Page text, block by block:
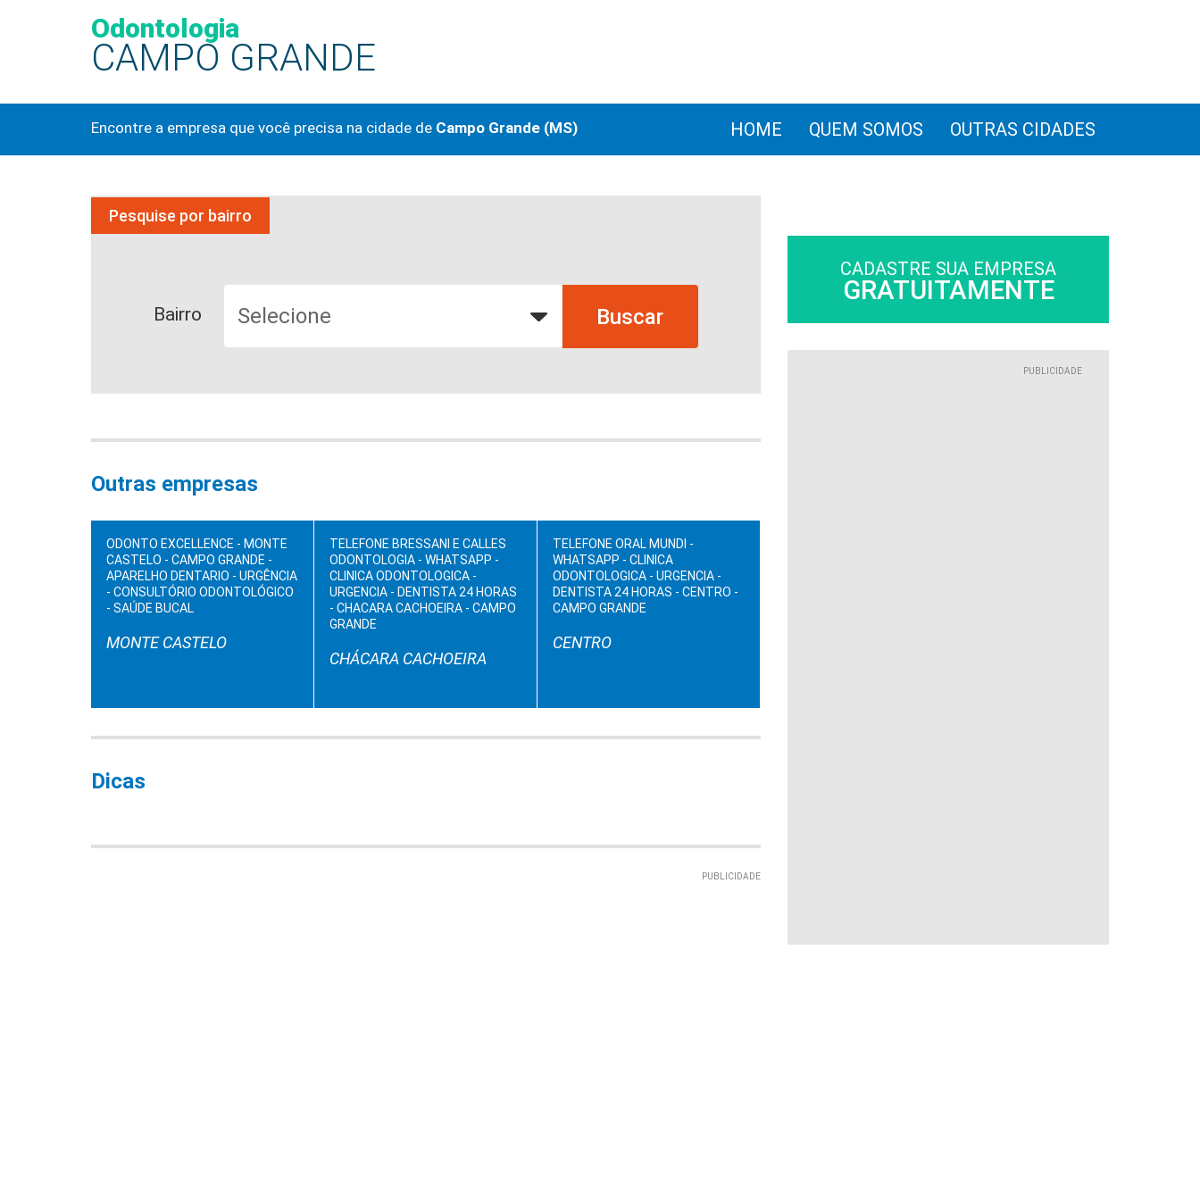
Odontologia
CAMPO GRANDE
Encontre a empresa que você precisa na cidade de Campo Grande (MS) HOME QUEM SOMOS OUTRAS CIDADES
Pesquise por bairro
Bairro
Outras empresas
ODONTO EXCELLENCE - MONTE
CASTELO - CAMPO GRANDE -
APARELHO DENTARIO - URGÊNCIA
- CONSULTÓRIO ODONTOLÓGICO
- SAÚDE BUCAL
MONTE CASTELO
TELEFONE BRESSANI E CALLES
ODONTOLOGIA - WHATSAPP -
CLINICA ODONTOLOGICA -
URGENCIA - DENTISTA 24 HORAS
- CHACARA CACHOEIRA - CAMPO
GRANDE
CHÁCARA CACHOEIRA
TELEFONE ORAL MUNDI -
WHATSAPP - CLINICA
ODONTOLOGICA - URGENCIA -
DENTISTA 24 HORAS - CENTRO -
CAMPO GRANDE
CENTRO
Dicas
PUBLICIDADE
CADASTRE SUA EMPRESA
GRATUITAMENTE
PUBLICIDADE